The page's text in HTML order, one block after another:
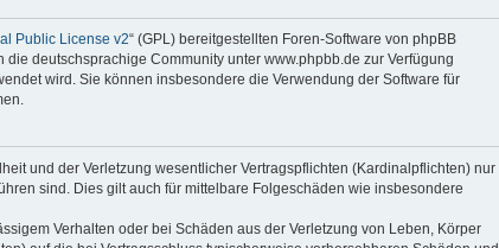
Public License v2“ (GPL) bereitgestellten Foren-Software von phpBB
deutschsprachige Community unter www.phpbb.de zur Verfügung
wird. Sie können insbesondere die Verwendung der Software für
und der Verletzung wesentlicher Vertragspflichten (Kardinalpflichten) nur
sind. Dies gilt auch für mittelbare Folgeschäden wie insbesondere
Verhalten oder bei Schäden aus der Verletzung von Leben, Körper